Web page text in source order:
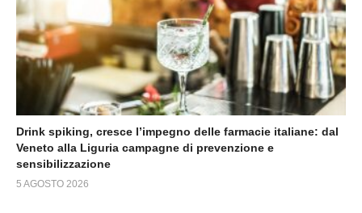
Drink spiking, cresce l’impegno delle farmacie italiane: dal
Veneto alla Liguria campagne di prevenzione e
sensibilizzazione
5 AGOSTO 2026